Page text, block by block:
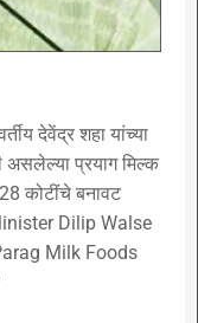
देवेंद्र शहा यांच्या
असलेल्या प्रयाग मिल्क
कोटींचे बनावट
Dilip Walse
Milk Foods